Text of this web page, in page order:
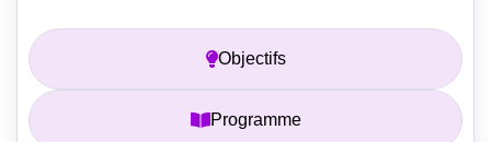
Objectifs
Programme